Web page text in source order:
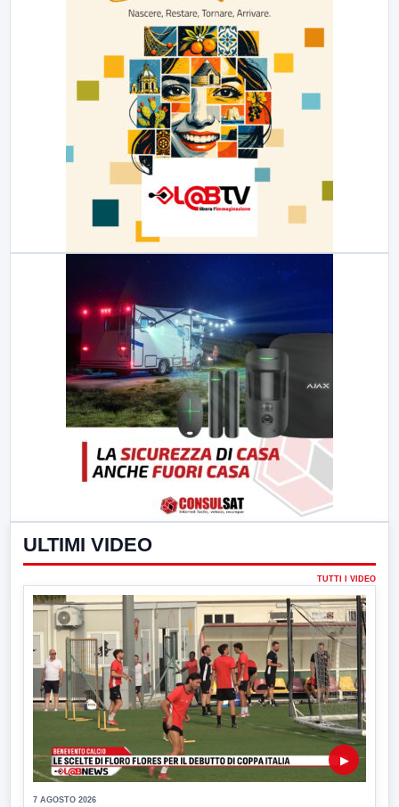
ULTIMI VIDEO
TUTTI I VIDEO
▶
7 AGOSTO 2026